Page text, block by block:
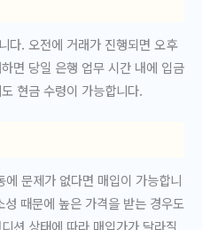
다. 오전에 거래가 진행되면 오후
면 당일 은행 업무 시간 내에 입금
현금 수령이 가능합니다.
문제가 없다면 매입이 가능합니
때문에 높은 가격을 받는 경우도
션 상태에 따라 매입가가 달라질